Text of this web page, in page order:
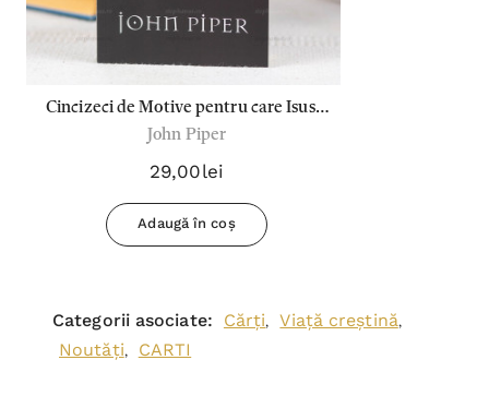
Cincizeci de Motive pentru care Isus a
venit sa Moara - John Piper
John Piper
29,00lei
Adaugă în coș
Categorii asociate: Cărți, Viață creștină,
Noutăți, CARTI